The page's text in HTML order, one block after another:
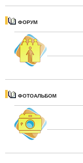
ФОРУМ
ФОТОАЛЬБОМ